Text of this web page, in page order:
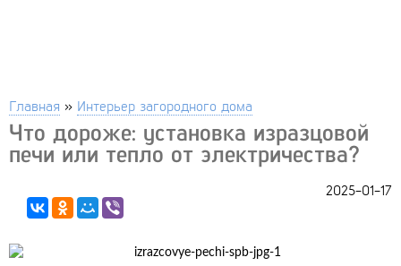
Главная » Интерьер загородного дома
Что дороже: установка изразцовой
печи или тепло от электричества?
2025-01-17